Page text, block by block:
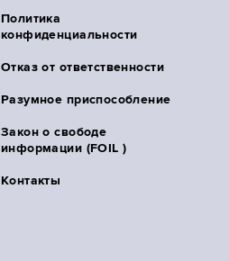
Политика
конфиденциальности
Отказ от ответственности
Разумное приспособление
Закон о свободе
информации (FOIL )
Контакты